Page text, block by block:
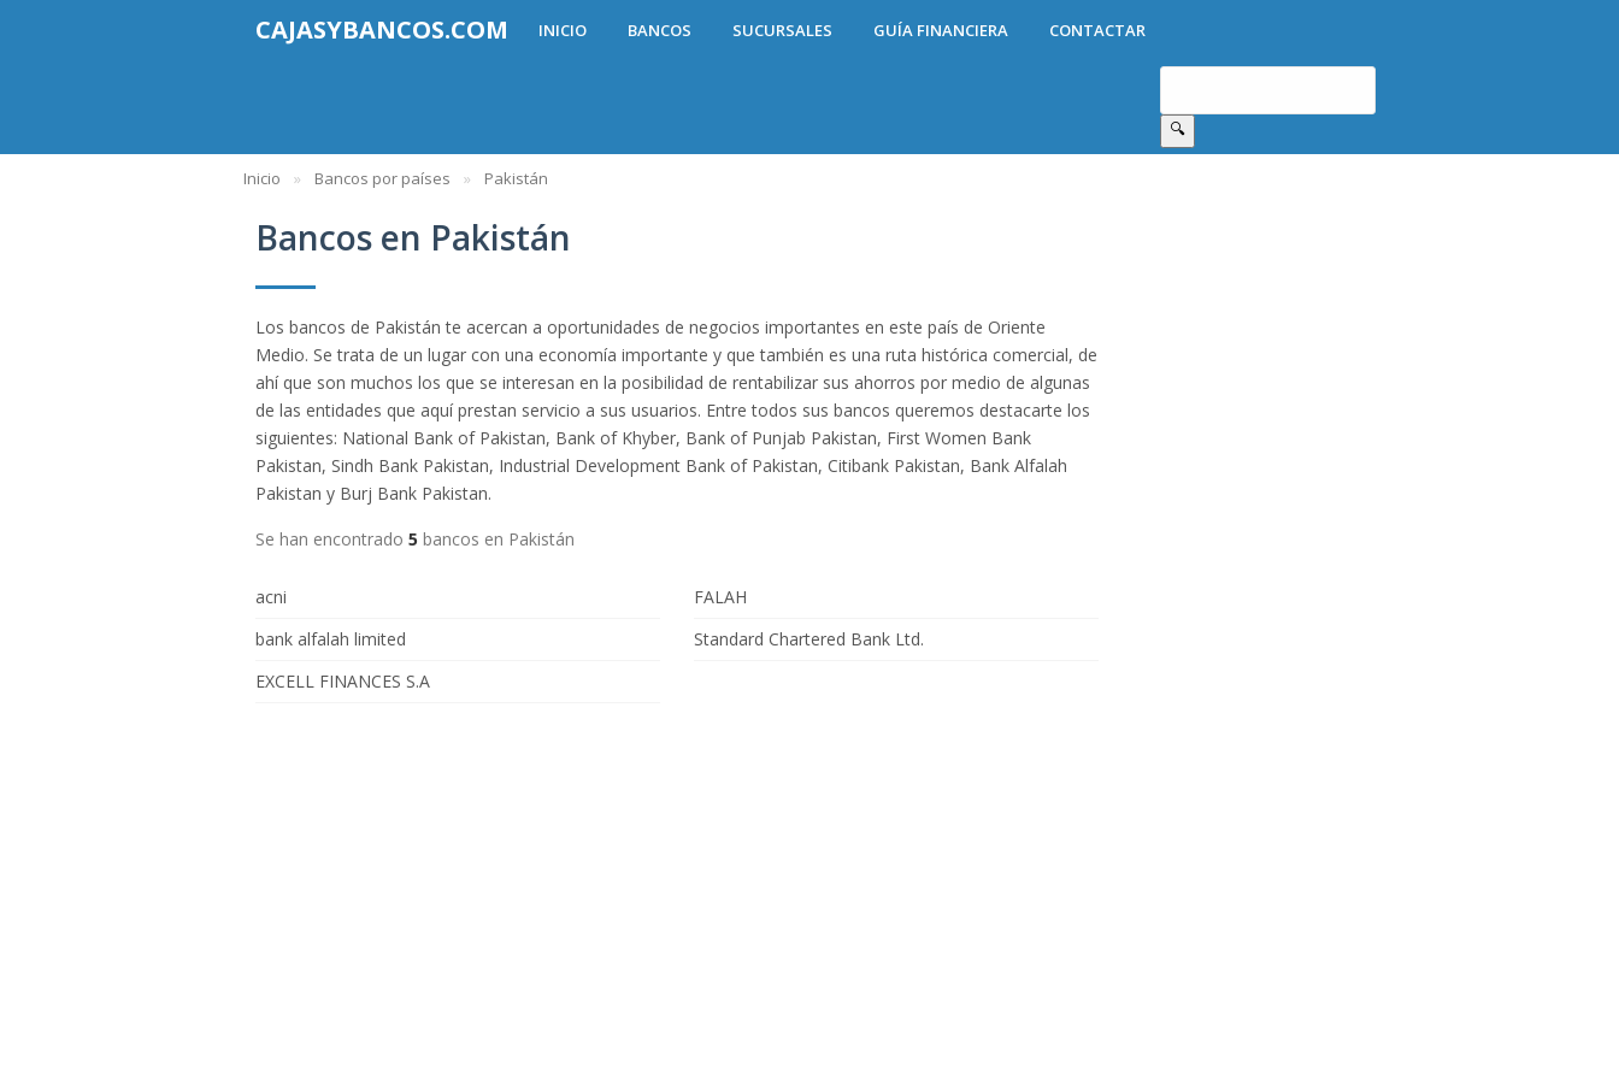
CAJASYBANCOS.COM INICIO BANCOS SUCURSALES GUÍA FINANCIERA CONTACTAR
🔍
Inicio Bancos por países Pakistán
Bancos en Pakistán
Los bancos de Pakistán te acercan a oportunidades de negocios importantes en este país de Oriente
Medio. Se trata de un lugar con una economía importante y que también es una ruta histórica comercial, de
ahí que son muchos los que se interesan en la posibilidad de rentabilizar sus ahorros por medio de algunas
de las entidades que aquí prestan servicio a sus usuarios. Entre todos sus bancos queremos destacarte los
siguientes: National Bank of Pakistan, Bank of Khyber, Bank of Punjab Pakistan, First Women Bank
Pakistan, Sindh Bank Pakistan, Industrial Development Bank of Pakistan, Citibank Pakistan, Bank Alfalah
Pakistan y Burj Bank Pakistan.
Se han encontrado 5 bancos en Pakistán
acni
bank alfalah limited
EXCELL FINANCES S.A
FALAH
Standard Chartered Bank Ltd.